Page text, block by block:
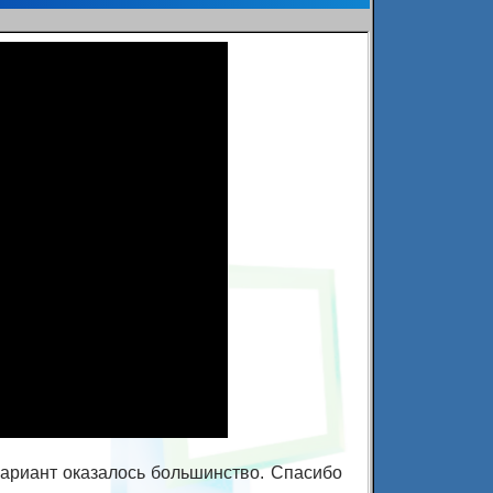
оказалось большинство. Спасибо